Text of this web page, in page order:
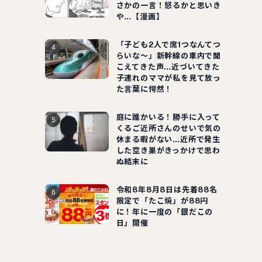
さかの一言！怒るかと思いき
や…【漫画】
「子ども2人で席1つなんてつ
らいな～」新幹線の車内で聞
こえてきた声…近づいてきた
子連れのママが私を見て放っ
た言葉に愕然！
庭に誰かいる！勝手に入って
くるご近所さんのせいで気の
休まる暇がない…近所で発生
した空き巣がきっかけで思わ
ぬ結末に
令和8年8月8日は先着88名
限定で「たこ焼」が88円
に！年に一度の「銀だこの
日」開催